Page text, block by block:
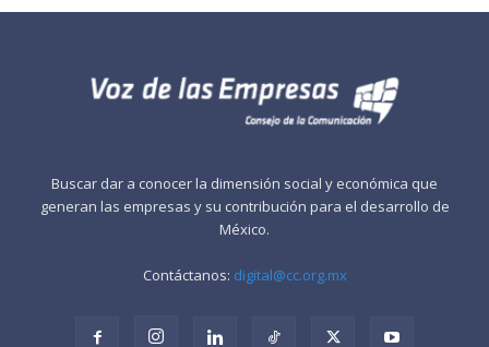
Buscar dar a conocer la dimensión social y económica que
generan las empresas y su contribución para el desarrollo de
México.
Contáctanos: digital@cc.org.mx